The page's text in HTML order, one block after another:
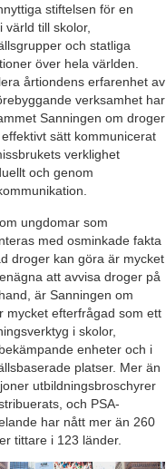
stiftelsen för en
värld till skolor,
och statliga
över hela världen.
årtiondens erfarenhet av
verksamhet har
Sanningen om droger
sätt kommunicerat
verklighet
och genom
ungdomar som
med osminkade fakta
droger kan göra är mycket
att avvisa droger på
är Sanningen om
mycket efterfrågad som ett
i skolor,
enheter och i
platser. Mer än
utbildningsbroschyrer
och PSA-
har nått mer än 260
tittare i 123 länder.